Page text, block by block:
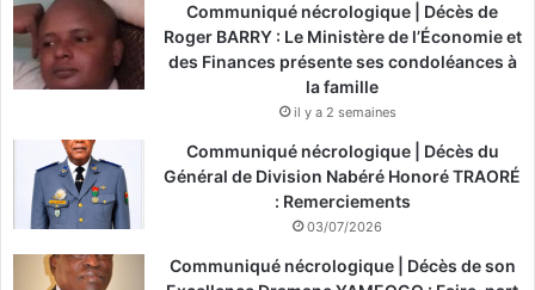
Communiqué nécrologique | Décès de
Roger BARRY : Le Ministère de l’Économie et
des Finances présente ses condoléances à
la famille
il y a 2 semaines
Communiqué nécrologique | Décès du
Général de Division Nabéré Honoré TRAORÉ
: Remerciements
03/07/2026
Communiqué nécrologique | Décès de son